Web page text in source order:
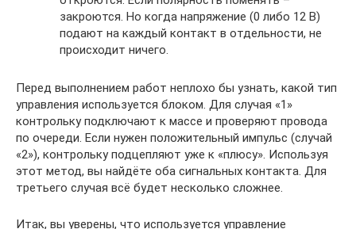
закроются. Но когда напряжение (0 либо 12 В)
подают на каждый контакт в отдельности, не
происходит ничего.
Перед выполнением работ неплохо бы узнать, какой тип
управления используется блоком. Для случая «1»
контрольку подключают к массе и проверяют провода
по очереди. Если нужен положительный импульс (случай
«2»), контрольку подцепляют уже к «плюсу». Используя
этот метод, вы найдёте оба сигнальных контакта. Для
третьего случая всё будет несколько сложнее.
Итак, вы уверены, что используется управление